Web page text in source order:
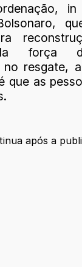
força
no resgate,
que as
após a